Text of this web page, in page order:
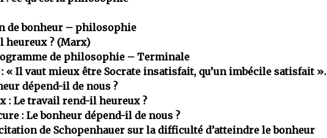
de bonheur – philosophie
heureux ? (Marx)
de philosophie – Terminale
« Il vaut mieux être Socrate insatisfait, qu’un imbécile satisfait ».
dépend-il de nous ?
: Le travail rend-il heureux ?
: Le bonheur dépend-il de nous ?
de Schopenhauer sur la difficulté d’atteindre le bonheur